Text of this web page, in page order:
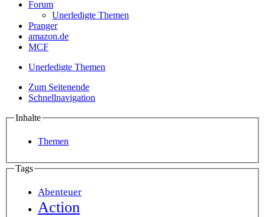
Forum
Unerledigte Themen
Pranger
amazon.de
MCF
Unerledigte Themen
Zum Seitenende
Schnellnavigation
Inhalte
Themen
Tags
Abenteuer
Action